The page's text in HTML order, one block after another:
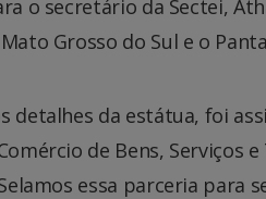
o secretário da Sectei,
Grosso do Sul e o
detalhes da estátua, foi
de Bens, Serviços
essa parceria para